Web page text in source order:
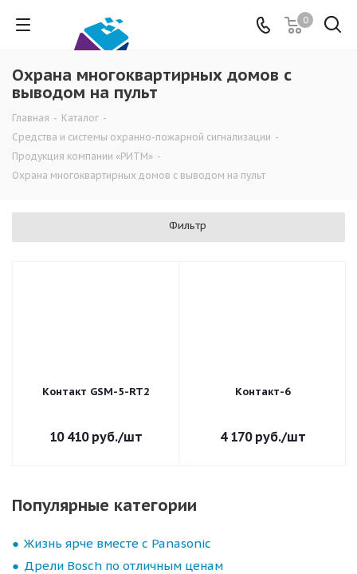
0
Охрана многоквартирных домов с
выводом на пульт
Главная - Каталог -
Средства и системы охранно-пожарной сигнализации -
Продукция компании «РИТМ» -
Охрана многоквартирных домов с выводом на пульт
Фильтр
Контакт GSM-5-RT2
10 410руб./шт
Контакт-6
4 170руб./шт
Популярные категории
Жизнь ярче вместе с Panasonic
Дрели Bosch по отличным ценам